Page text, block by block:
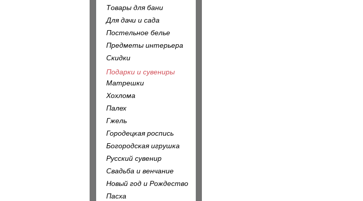
Товары для бани
Для дачи и сада
Постельное белье
Предметы интерьера
Скидки
Подарки и сувениры
Матрешки
Хохлома
Палех
Гжель
Городецкая роспись
Богородская игрушка
Русский сувенир
Свадьба и венчание
Новый год и Рождество
Пасха